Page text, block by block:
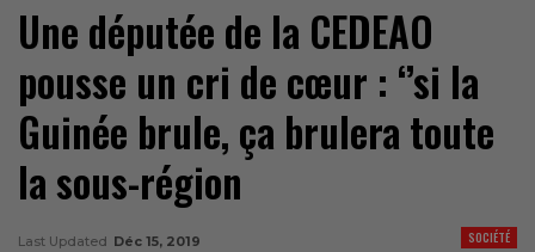
Une députée de la CEDEAO
pousse un cri de cœur : ‘’si la
Guinée brule, ça brulera toute
la sous-région
SOCIÉTÉ
Last Updated Déc 15, 2019